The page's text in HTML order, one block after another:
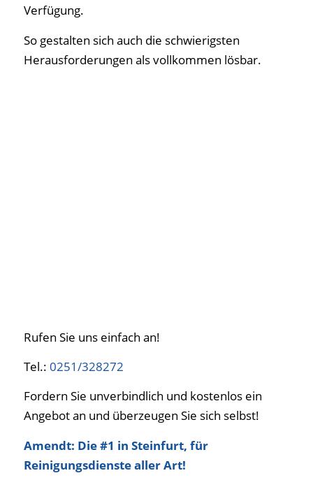
Verfügung.
So gestalten sich auch die schwierigsten
Herausforderungen als vollkommen lösbar.
Rufen Sie uns einfach an!
Tel.: 0251/328272
Fordern Sie unverbindlich und kostenlos ein
Angebot an und überzeugen Sie sich selbst!
Amendt: Die #1 in Steinfurt, für
Reinigungsdienste aller Art!